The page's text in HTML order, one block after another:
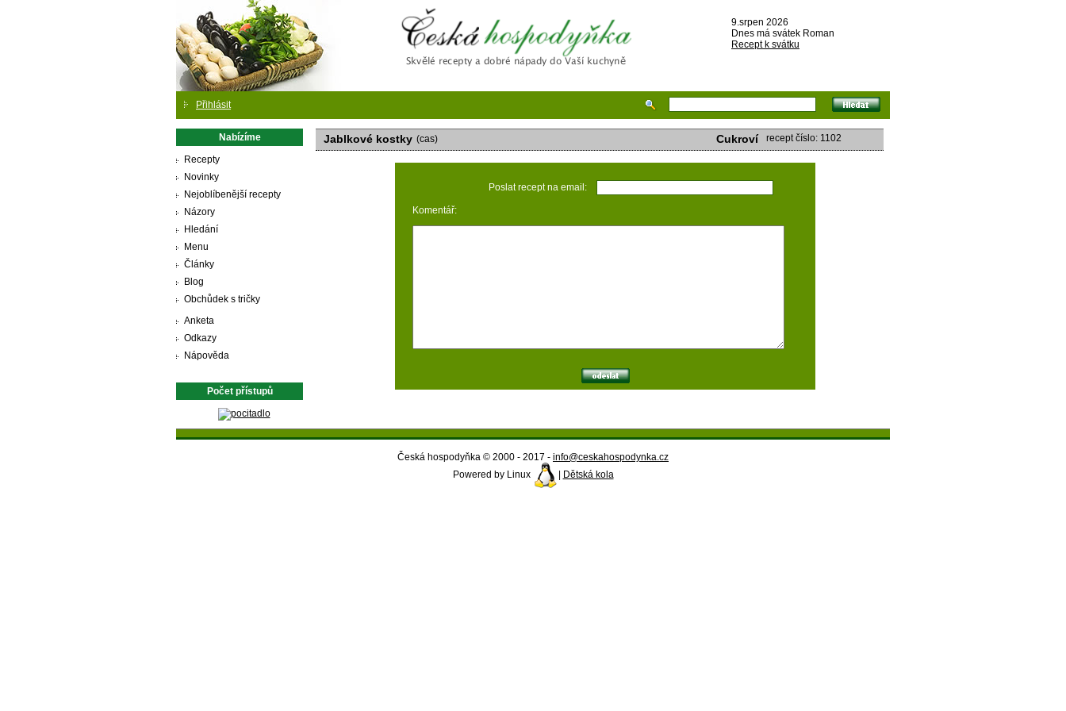
Česká hospodyňka
9.srpen 2026
Dnes má svátek Roman
Recept k svátku
Přihlásit
Nabízíme
Recepty
Novinky
Nejoblíbenější recepty
Názory
Hledání
Menu
Články
Blog
Obchůdek s tričky
Anketa
Odkazy
Nápověda
Počet přístupů
Jablkové kostky (cas) Cukroví recept číslo: 1102
Poslat recept na email:
Komentář:
Česká hospodyňka © 2000 - 2017 - info@ceskahospodynka.cz
Powered by Linux
Dětská kola